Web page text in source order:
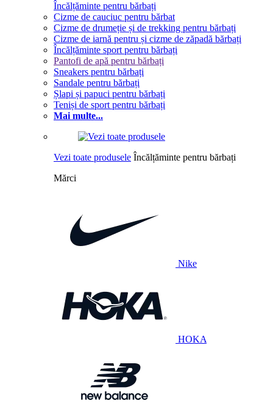
Încălțăminte pentru bărbați
Cizme de cauciuc pentru bărbat
Cizme de drumeție și de trekking pentru bărbați
Cizme de iarnă pentru și cizme de zăpadă bărbați
Încălțăminte sport pentru bărbați
Pantofi de apă pentru bărbați
Sneakers pentru bărbați
Sandale pentru bărbați
Șlapi și papuci pentru bărbați
Teniși de sport pentru bărbați
Mai multe...
Vezi toate produsele Încălțăminte pentru bărbați
Mărci
Nike
HOKA